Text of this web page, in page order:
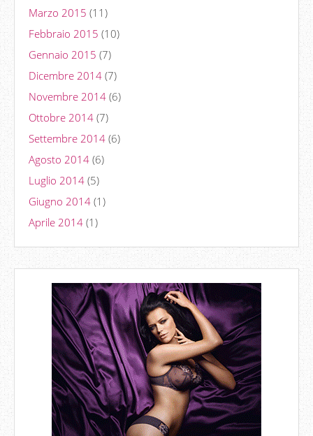
Marzo 2015 (11)
Febbraio 2015 (10)
Gennaio 2015 (7)
Dicembre 2014 (7)
Novembre 2014 (6)
Ottobre 2014 (7)
Settembre 2014 (6)
Agosto 2014 (6)
Luglio 2014 (5)
Giugno 2014 (1)
Aprile 2014 (1)